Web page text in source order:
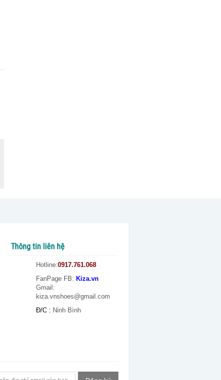
Thông tin liên hệ
Hotline:0917.761.068
FanPage FB: Kiza.vn
Gmail:
kiza.vnshoes@gmail.com
Đ/C : Ninh Bình